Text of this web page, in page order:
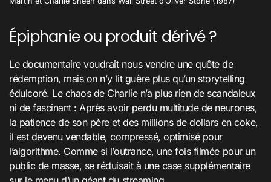
Épiphanie ou produit dérivé ?
Le documentaire voudrait nous vendre une quête de
rédemption, mais on n’y lit guère plus qu’un storytelling
édulcoré. Le chaos de Charlie n’a plus rien de scandaleux
ni de fascinant : Après avoir perdu multitude de neurones,
la patience de son père et des millions de dollars en coke,
il est devenu vendable, compressé, optimisé pour
l’algorithme. Comme si l’outrance, une fois filmée pour un
public de masse, se réduisait à une case supplémentaire